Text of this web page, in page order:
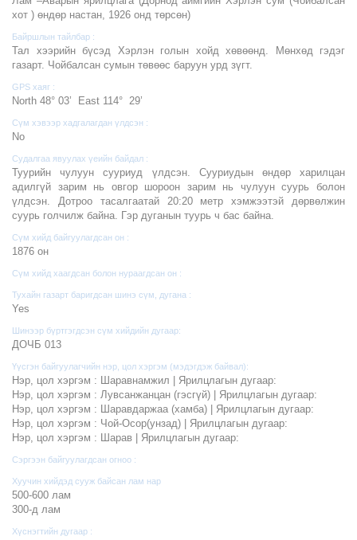
хот ) өндөр настан, 1926 онд төрсөн)
Байршлын тайлбар :
Тал хээрийн бүсэд Хэрлэн голын хойд хөвөөнд. Мөнхөд гэдэг
газарт. Чойбалсан сумын төвөөс баруун урд зүгт.
GPS хаяг :
North 48° 03’ East 114° 29’
Сүм хэвээр хадгалагдан үлдсэн :
No
Судалгаа явуулах үеийн байдал :
Туурийн чулуун сууриуд үлдсэн. Сууриудын өндөр харилцан
адилгүй зарим нь овгор шороон зарим нь чулуун суурь болон
үлдсэн. Дотроо тасалгаатай 20:20 метр хэмжээтэй дөрвөлжин
суурь голчилж байна. Гэр дуганын туурь ч бас байна.
Сүм хийд байгуулагдсан он :
1876 он
Сүм хийд хаагдсан болон нураагдсан он :
Тухайн газарт баригдсан шинэ сүм, дугана :
Yes
Шинээр бүртгэгдсэн сүм хийдийн дугаар:
ДОЧБ 013
Үүсгэн байгуулагчийн нэр, цол хэргэм (мэдэгдэж байвал):
Нэр, цол хэргэм : Шаравнамжил | Ярилцлагын дугаар:
Нэр, цол хэргэм : Лувсанжанцан (гэсгүй) | Ярилцлагын дугаар:
Нэр, цол хэргэм : Шаравдаржаа (хамба) | Ярилцлагын дугаар:
Нэр, цол хэргэм : Чой-Осор(унзад) | Ярилцлагын дугаар:
Нэр, цол хэргэм : Шарав | Ярилцлагын дугаар:
Сэргээн байгуулагдсан огноо :
Хуучин хийдэд сууж байсан лам нар
500-600 лам
300-д лам
Хүснэгтийн дугаар :